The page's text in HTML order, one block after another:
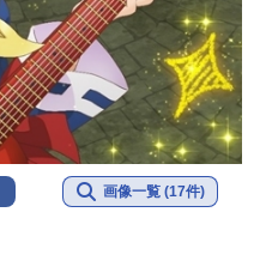
画像一覧 (17件)